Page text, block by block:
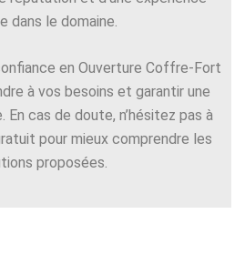
dans le domaine.
en Ouverture Coffre-Fort
à vos besoins et garantir une
cas de doute, n’hésitez pas à
pour mieux comprendre les
proposées.